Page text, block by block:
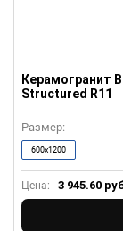
Керамогранит
Structured R11
Цена: 3 945.60
Размер:
600x1200